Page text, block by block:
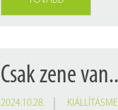
Csak zene
2024.10.28.